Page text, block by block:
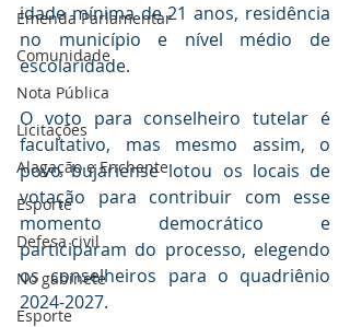
Emenda Parlamentar
Comunidade
Nota Pública
Licitações
Alagação e Enchente
Esporte
Defesa civil
No gabinete
Esporte
idade mínima de 21 anos, residência
no município e nível médio de
escolaridade.
O voto para conselheiro tutelar é
facultativo, mas mesmo assim, o
povo bujariense lotou os locais de
votação para contribuir com esse
momento democrático e
participaram do processo, elegendo
os conselheiros para o quadriênio
2024-2027.